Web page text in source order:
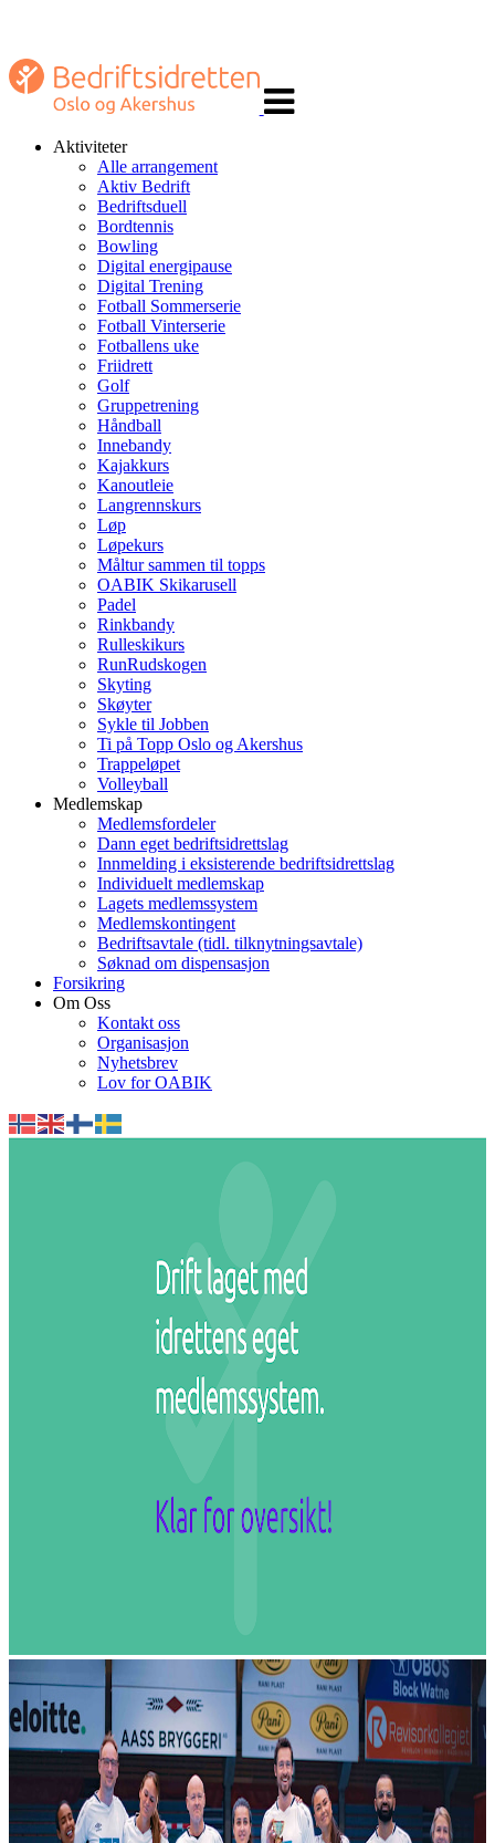
navigasjon
Aktiviteter
Alle arrangement
Aktiv Bedrift
Bedriftsduell
Bordtennis
Bowling
Digital energipause
Digital Trening
Fotball Sommerserie
Fotball Vinterserie
Fotballens uke
Friidrett
Golf
Gruppetrening
Håndball
Innebandy
Kajakkurs
Kanoutleie
Langrennskurs
Løp
Løpekurs
Måltur sammen til topps
OABIK Skikarusell
Padel
Rinkbandy
Rulleskikurs
RunRudskogen
Skyting
Skøyter
Sykle til Jobben
Ti på Topp Oslo og Akershus
Trappeløpet
Volleyball
Medlemskap
Medlemsfordeler
Dann eget bedriftsidrettslag
Innmelding i eksisterende bedriftsidrettslag
Individuelt medlemskap
Lagets medlemssystem
Medlemskontingent
Bedriftsavtale (tidl. tilknytningsavtale)
Søknad om dispensasjon
Forsikring
Om Oss
Kontakt oss
Organisasjon
Nyhetsbrev
Lov for OABIK